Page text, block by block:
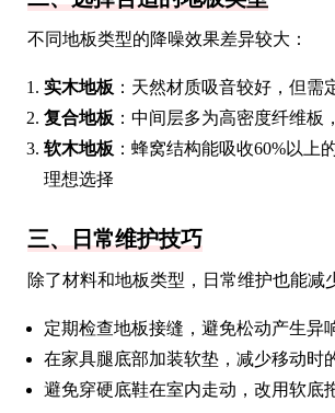
不同地板类型的降噪效果差异较大：
实木地板 ：天然材质吸音较好，但需
复合地板 ：中间层多为高密度纤维板
软木地板 ：蜂窝结构能吸收60%以上
理想选择
三、日常维护技巧
除了材料和地板类型，日常维护也能减
定期检查地板接缝，避免松动产生异
在家具腿底部加装软垫，减少移动时
避免穿硬底鞋在室内走动，改用软底